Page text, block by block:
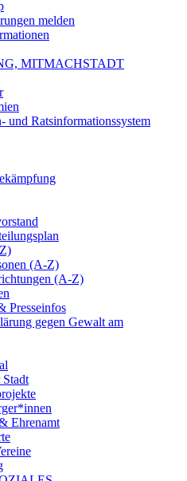
melden
MITMACHSTADT
und Ratsinformationssystem
(A-Z)
(A-Z)
Presseinfos
gegen Gewalt am
Stadt
Ehrenamt